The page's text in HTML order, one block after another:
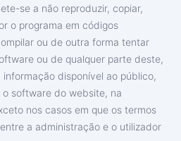
se a não reproduzir, copiar,
o programa em códigos
ou de outra forma tentar
ou de qualquer parte deste,
disponível ao público,
software do website, na
nos casos em que os termos
a administração e o utilizador